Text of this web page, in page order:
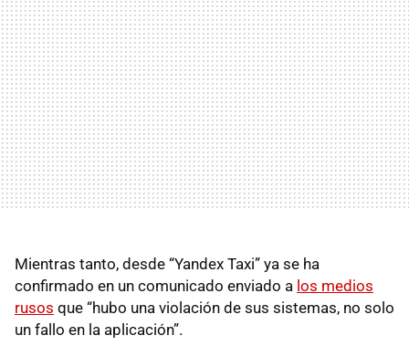
Mientras tanto, desde “Yandex Taxi” ya se ha
confirmado en un comunicado enviado a los medios
rusos que “hubo una violación de sus sistemas, no solo
un fallo en la aplicación”.